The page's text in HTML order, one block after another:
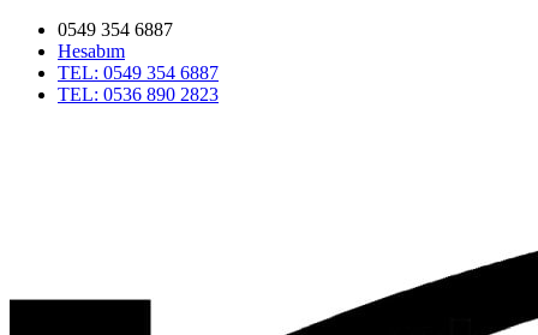
0549 354 6887
Hesabım
TEL: 0549 354 6887
TEL: 0536 890 2823